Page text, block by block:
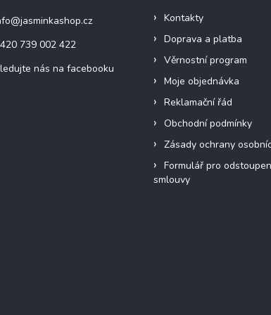
@jasminkashop.cz
739 002 422
nás na facebooku
Kontakty
Doprava a platba
Věrnostní program
Moje objednávka
Reklamační řád
Obchodní podmínky
Zásady ochrany
Formulář pro
smlouvy